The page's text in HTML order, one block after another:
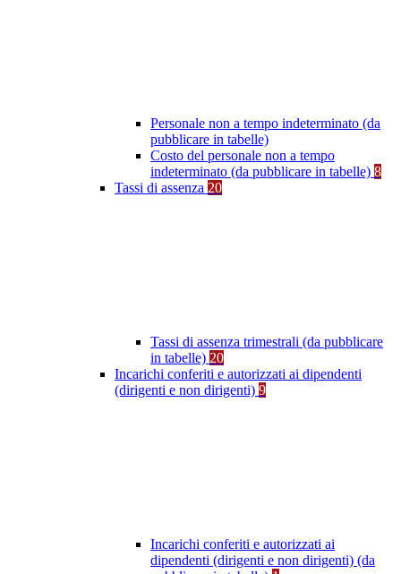
Personale non a tempo indeterminato (da
pubblicare in tabelle)
Costo del personale non a tempo
indeterminato (da pubblicare in tabelle) 8
Tassi di assenza 20
Tassi di assenza trimestrali (da pubblicare
in tabelle) 20
Incarichi conferiti e autorizzati ai dipendenti
(dirigenti e non dirigenti) 9
Incarichi conferiti e autorizzati ai
dipendenti (dirigenti e non dirigenti) (da